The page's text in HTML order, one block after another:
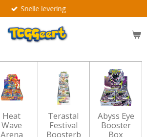
Snelle levering
Heat
Wave
Arena
Terastal
Festival
Boosterb
Abyss Eye
Booster
Box